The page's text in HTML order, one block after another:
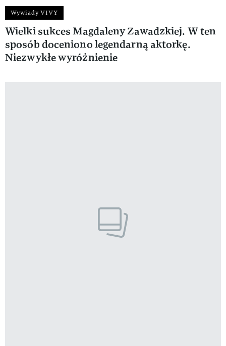
Wywiady VIVY
Wielki sukces Magdaleny Zawadzkiej. W ten
sposób doceniono legendarną aktorkę.
Niezwykłe wyróżnienie